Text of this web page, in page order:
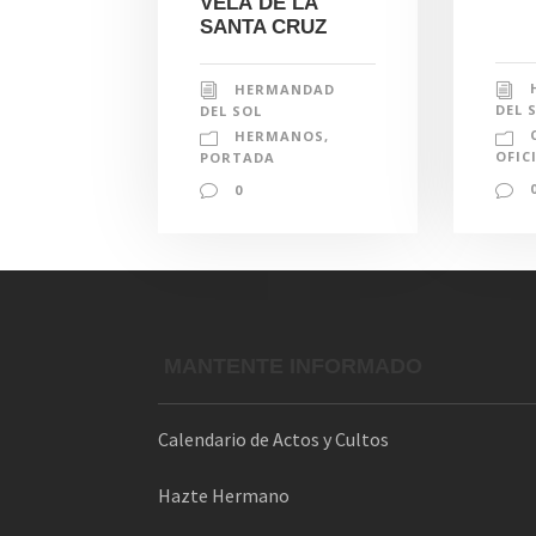
SANTA CRUZ
HERMANDAD
DEL SOL
HERMANOS ,
PORTADA
0
DEL
Calendario de Actos y Cultos
Hazte Hermano